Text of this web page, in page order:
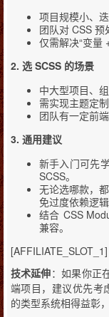
项目规模小、迭
团队对 CSS 预
仅需解决“变量
2. 选 SCSS 的场景
中大型项目、
需实现主题定
团队有一定前
3. 通用建议
新手入门可先
SCSS。
无论选哪款，
免过度依赖逻
结合 CSS
兼容。
[AFFILIATE_SLOT_1]
技术延伸：如果你正
端项目，建议优先考
的类型系统相得益彰